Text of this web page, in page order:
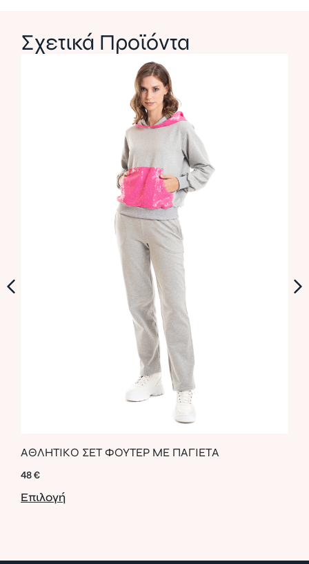
Σχετικά Προϊόντα
ΑΘΛΗΤΙΚΟ ΣΕΤ ΦΟΥΤΕΡ ΜΕ ΠΑΓΙΕΤΑ
48€
Επιλογή